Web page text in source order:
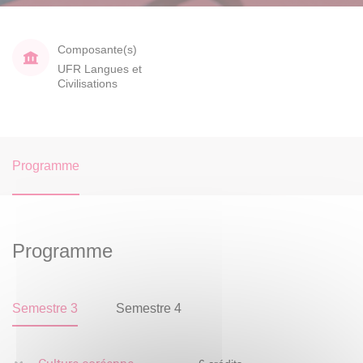
Composante(s)
UFR Langues et
Civilisations
Programme
Programme
Semestre 3 Semestre 4